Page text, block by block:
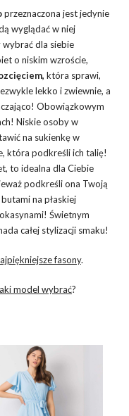
przeznaczona jest jedynie
wyglądać w niej
dla siebie
o niskim wzroście,
która sprawi,
lekko i zwiewnie, a
Obowiązkowym
Niskie osoby w
na sukienkę w
która podkreśli ich talię!
to idealna dla Ciebie
podkreśli ona Twoją
na płaskiej
Świetnym
całej stylizacji smaku!
fasony.
model wybrać?